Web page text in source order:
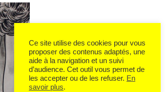
Ce site utilise des cookies pour vous
proposer des contenus adaptés, une
aide à la navigation et un suivi
d’audience. Cet outil vous permet de
les accepter ou de les refuser. En
savoir plus.